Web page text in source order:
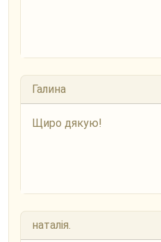
Галина
Щиро дякую!
наталія.